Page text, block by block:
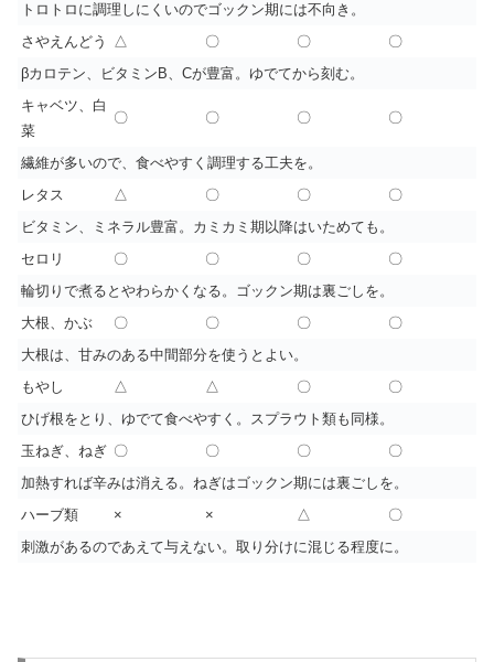
トロトロに調理しにくいのでゴックン期には不向き。
さやえんどう
△ 〇 〇
〇
βカロテン、ビタミンB、Cが豊富。ゆでてから刻む。
キャベツ、白
菜
〇 〇 〇 〇
繊維が多いので、食べやすく調理する工夫を。
レタス
△ 〇 〇
〇
ビタミン、ミネラル豊富。カミカミ期以降はいためても。
セロリ
〇 〇 〇
〇
輪切りで煮るとやわらかくなる。ゴックン期は裏ごしを。
大根、かぶ
〇 〇 〇
〇
大根は、甘みのある中間部分を使うとよい。
もやし
△ △ 〇
〇
ひげ根をとり、ゆでて食べやすく。スプラウト類も同様。
玉ねぎ、ねぎ 〇 〇 〇
〇
加熱すれば辛みは消える。ねぎはゴックン期には裏ごしを。
ハーブ類
× × △
〇
刺激があるのであえて与えない。取り分けに混じる程度に。